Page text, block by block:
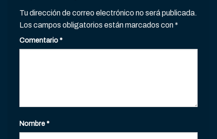
Tu dirección de correo electrónico no será publicada.
Los campos obligatorios están marcados con*
Comentario*
Nombre*